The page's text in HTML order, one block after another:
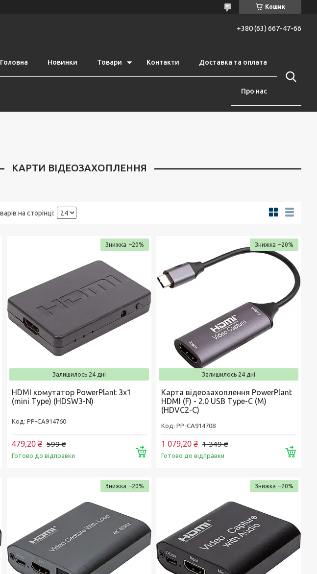
Кошик
+380 (63) 667-47-66
Головна Новинки Товари Контакти Доставка та оплата
Про нас
КАРТИ ВІДЕОЗАХОПЛЕННЯ
Купити
–20%
Залишилось 24 дні
HDMI комутатор PowerPlant 3x1
(mini Type) (HDSW3-N)
РР-CA914760
599 ₴
479,20 ₴
Готово до відправки Купити
–20%
Залишилось 24 дні
Карта відеозахоплення PowerPlant
HDMI (F) - 2.0 USB Type-C (M)
(HDVC2-C)
РР-CA914708
1 349 ₴
1 079,20 ₴
Готово до відправки
–20% –20%